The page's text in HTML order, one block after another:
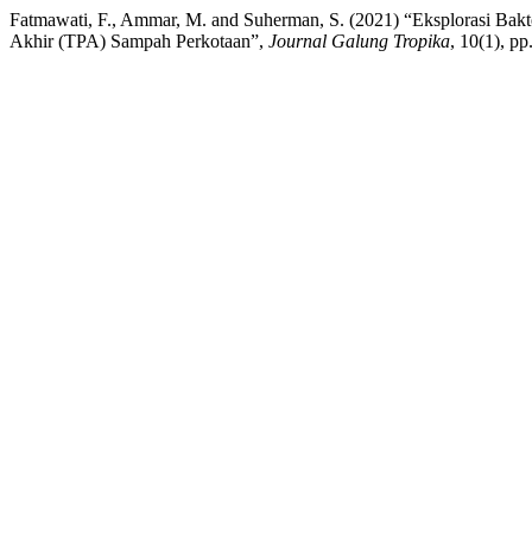
Fatmawati, F., Ammar, M. and Suherman, S. (2021) “Eksplorasi
Akhir (TPA) Sampah Perkotaan”, Journal Galung Tropika, 10(1),